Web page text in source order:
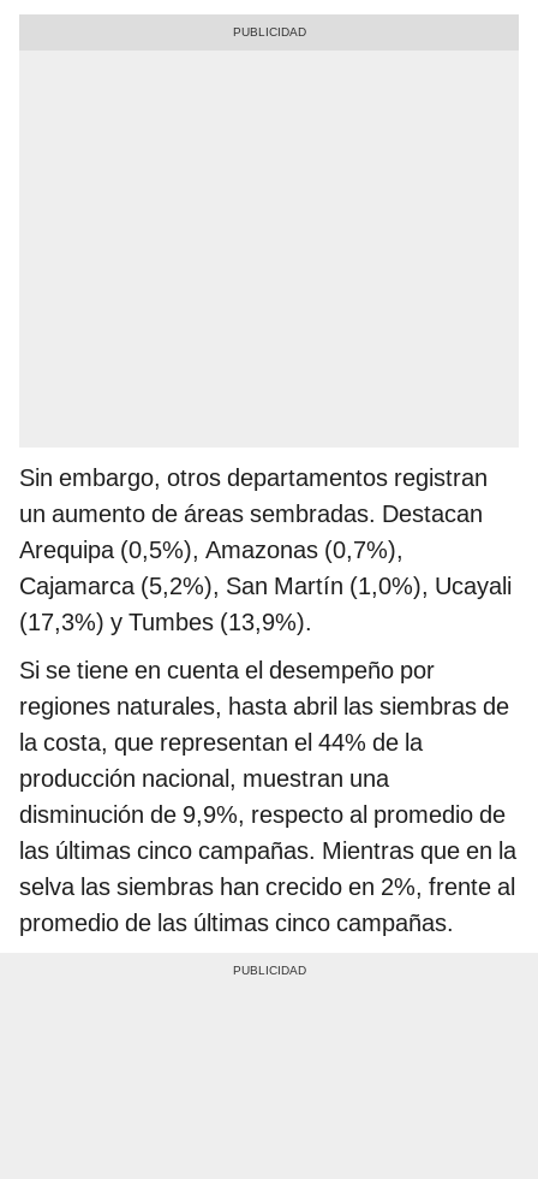
Sin embargo, otros departamentos registran
un aumento de áreas sembradas. Destacan
Arequipa (0,5%), Amazonas (0,7%),
Cajamarca (5,2%), San Martín (1,0%), Ucayali
(17,3%) y Tumbes (13,9%).
Si se tiene en cuenta el desempeño por
regiones naturales, hasta abril las siembras de
la costa, que representan el 44% de la
producción nacional, muestran una
disminución de 9,9%, respecto al promedio de
las últimas cinco campañas. Mientras que en la
selva las siembras han crecido en 2%, frente al
promedio de las últimas cinco campañas.